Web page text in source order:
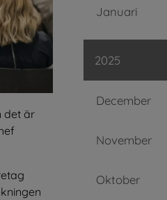
det är
Januari
2025
December
November
Oktober